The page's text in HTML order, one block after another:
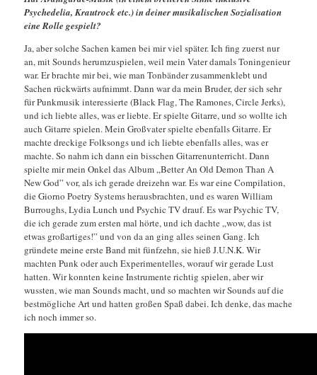
Psychedelia, Krautrock etc.) in deiner musikalischen Sozialisation
eine Rolle gespielt?
Ja, aber solche Sachen kamen bei mir viel später. Ich fing zuerst nur
an, mit Sounds herumzuspielen, weil mein Vater damals Toningenieur
war. Er brachte mir bei, wie man Tonbänder zusammenklebt und
Sachen rückwärts aufnimmt. Dann war da mein Bruder, der sich sehr
für Punkmusik interessierte (Black Flag, The Ramones, Circle Jerks),
und ich liebte alles, was er liebte. Er spielte Gitarre, und so wollte ich
auch Gitarre spielen. Mein Großvater spielte ebenfalls Gitarre. Er
machte dreckige Folksongs und ich liebte ebenfalls alles, was er
machte. So nahm ich dann ein bisschen Gitarrenunterricht. Dann
spielte mir mein Onkel das Album „Better An Old Demon Than A
New God” vor, als ich gerade dreizehn war. Es war eine Compilation,
die Giorno Poetry Systems herausbrachten, und es waren William
Burroughs, Lydia Lunch und Psychic TV drauf. Es war Psychic TV,
die ich gerade zum ersten mal hörte, und ich dachte „wow, das ist
etwas großartiges!” und von da an ging alles seinen Gang. Ich
gründete meine erste Band mit fünfzehn, sie hieß J.U.N.K. Wir
machten Punk oder auch Experimentelles, worauf wir gerade Lust
hatten. Wir konnten keine Instrumente richtig spielen, aber wir
wussten, wie man Sounds macht, und so machten wir Sounds auf die
bestmögliche Art und hatten großen Spaß dabei. Ich denke, das mache
ich noch immer so.